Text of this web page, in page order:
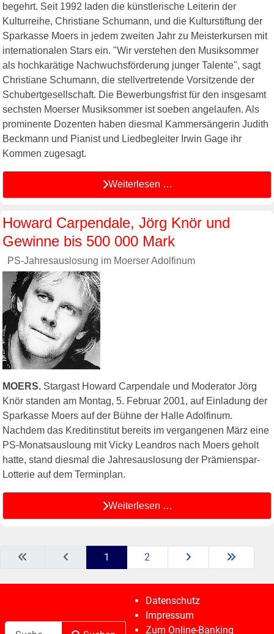
begehrt. Seit 1992 laden die künstlerische Leiterin der
Kulturreihe, Christiane Schumann, und die Kulturstiftung der
Sparkasse Moers in jedem zweiten Jahr zu Meisterkursen mit
internationalen Stars ein. "Wir verstehen den Musiksommer
als hochkarätige Nachwuchsförderung junger Talente", sagt
Christiane Schumann, die stellvertretende Vorsitzende der
Schubertgesellschaft. Die Bewerbungsfrist für den insgesamt
sechsten Moerser Musiksommer ist soeben angelaufen. Als
prominente Dozenten haben diesmal Kammersängerin Judith
Beckmann und Pianist und Liedbegleiter Irwin Gage ihr
Kommen zugesagt.
Weiterlesen …
Howard Carpendale, Jörg Knör und
Gewinne bis 500 000 Mark
PS-Jahresauslosung im Moerser Adolfinum
MOERS. Stargast Howard Carpendale und Moderator Jörg
Knör standen am Montag, 5. Februar 2001, auf Einladung der
Sparkasse Moers auf der Bühne der Halle Adolfinum.
Nachdem das Kreditinstitut bereits im vergangenen März eine
PS-Monatsausloung mit Vicky Leandros nach Moers geholt
hatte, stand diesmal die Jahresauslosung der Prämienspar-
Lotterie auf dem Terminplan.
Weiterlesen …
1 2
Datenschutz
Impressum
Zum Online-Banking